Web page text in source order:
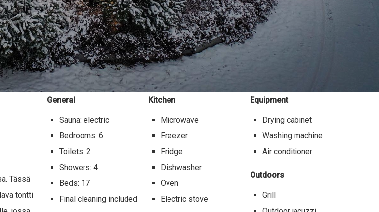
Tässä
tontti
General
Sauna: electric
Bedrooms: 6
Toilets: 2
Showers: 4
Beds: 17
Final cleaning included
Kitchen
Microwave
Freezer
Fridge
Dishwasher
Oven
Electric stove
Equipment
Drying cabinet
Washing machine
Air conditioner
Outdoors
Grill